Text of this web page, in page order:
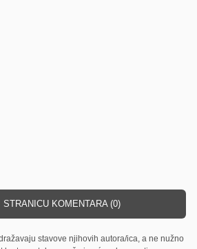
STRANICU KOMENTARA (0)
stavove njihovih autora/ica, a ne nužno